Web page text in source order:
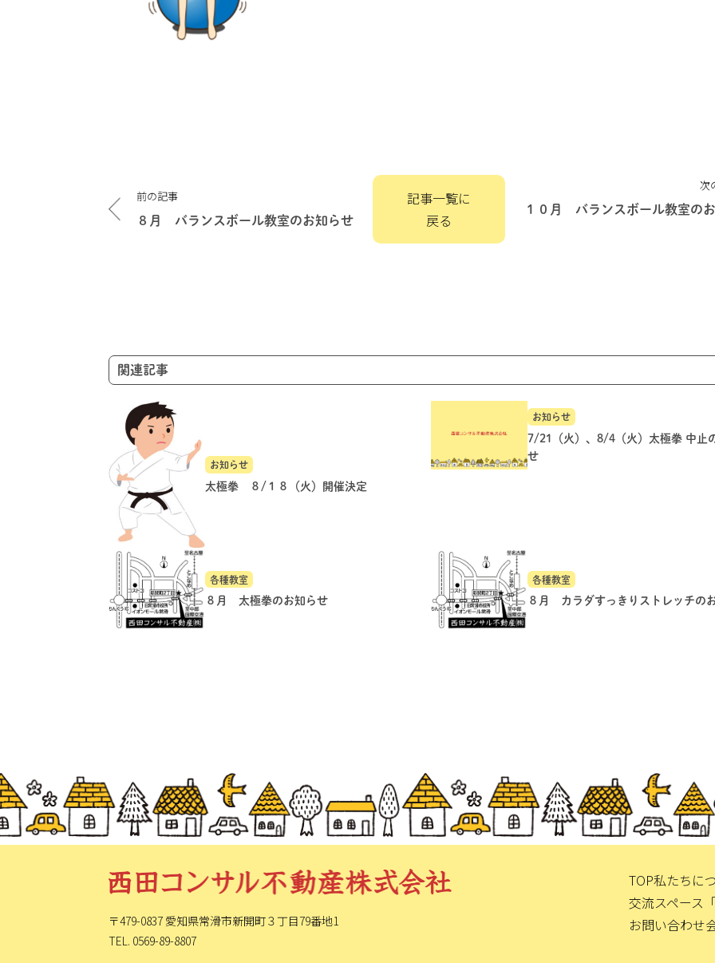
稿
ナ
前の記事
８月 バランスボール教室のお知らせ
記事一覧に
戻る
次
１０月 バランスボール教室の
関連記事
お知らせ
太極拳 ８/１８（火）開催決定
お知らせ
7/21（火）、8/4（火）太極拳 中止
せ
各種教室
８月 太極拳のお知らせ
各種教室
８月 カラダすっきりストレッチの
〒479-0837 愛知県常滑市新開町３丁目79番地1
TEL. 0569-89-8807
TOP私たちに
交流スペース
お問い合わせ